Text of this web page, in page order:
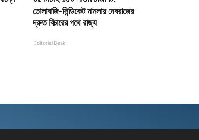
তোলাবাজি-সিন্ডিকেট মামলায় দেবরাজের
দ্রুত বিচারের পথে রাজ্য
Editorial Desk